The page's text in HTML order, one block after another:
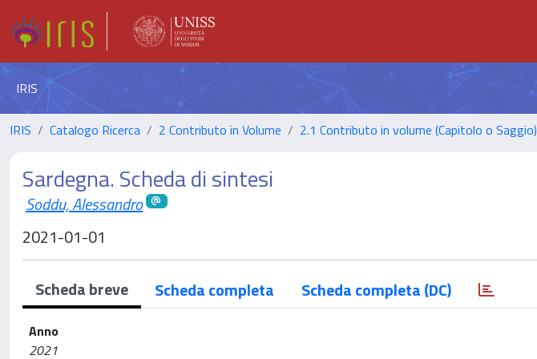
IRIS
IRIS Catalogo Ricerca 2 Contributo in Volume 2.1 Contributo in volume (Capitolo o Saggio)
Sardegna. Scheda di sintesi
Soddu, Alessandro
2021-01-01
Scheda breve Scheda completa Scheda completa (DC)
Anno
2021